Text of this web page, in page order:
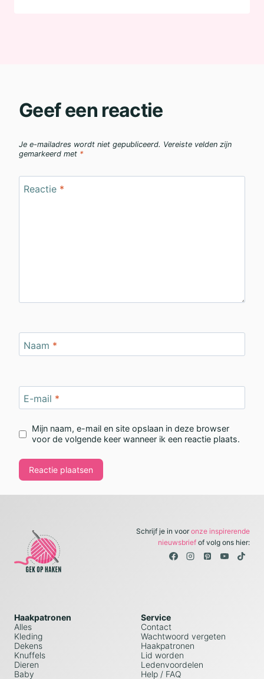
Geef een reactie
Je e-mailadres wordt niet gepubliceerd. Vereiste velden zijn
gemarkeerd met *
Reactie *
Naam *
E-mail *
Mijn naam, e-mail en site opslaan in deze browser
voor de volgende keer wanneer ik een reactie plaats.
Schrijf je in vooronze inspirerende
nieuwsbriefof volg ons hier:
Haakpatronen
Alles
Kleding
Dekens
Knuffels
Dieren
Baby
Service
Contact
Wachtwoord vergeten
Haakpatronen
Lid worden
Ledenvoordelen
Help / FAQ